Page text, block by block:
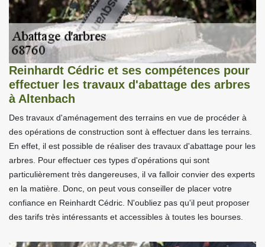
Reinhardt Cédric et ses compétences pour
effectuer les travaux d'abattage des arbres
à Altenbach
Des travaux d'aménagement des terrains en vue de procéder à
des opérations de construction sont à effectuer dans les terrains.
En effet, il est possible de réaliser des travaux d'abattage pour les
arbres. Pour effectuer ces types d'opérations qui sont
particulièrement très dangereuses, il va falloir convier des experts
en la matière. Donc, on peut vous conseiller de placer votre
confiance en Reinhardt Cédric. N'oubliez pas qu'il peut proposer
des tarifs très intéressants et accessibles à toutes les bourses.